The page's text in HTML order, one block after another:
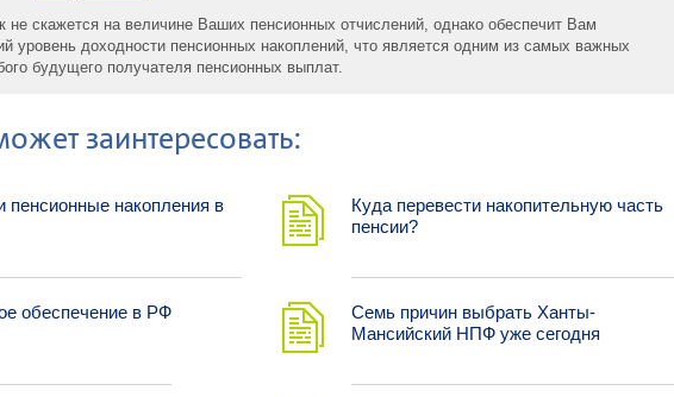
не скажется на величине Ваших пенсионных отчислений, однако обеспечит Вам
уровень доходности пенсионных накоплений, что является одним из самых важных
будущего получателя пенсионных выплат.
заинтересовать:
пенсионные накопления в
Куда перевести накопительную часть
пенсии?
обеспечение в РФ
Семь причин выбрать Ханты-
Мансийский НПФ уже сегодня